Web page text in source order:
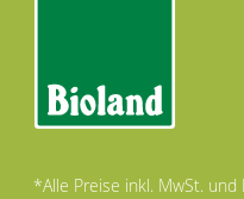
*Alle Preise inkl. MwSt. und